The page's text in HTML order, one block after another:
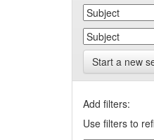
Start a new
Add filters:
Use filters to